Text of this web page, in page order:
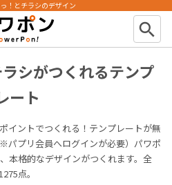
！とチラシのデザイン
search
シがつくれるテンプ
ート
イントでつくれる！テンプレートが無
パプリ会員へログインが必要）パワポ
本格的なデザインがつくれます。全
点。